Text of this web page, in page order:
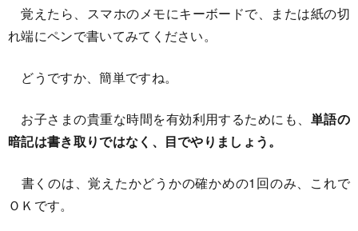
覚えたら、スマホのメモにキーボードで、または紙の切
れ端にペンで書いてみてください。
どうですか、簡単ですね。
お子さまの貴重な時間を有効利用するためにも、 単語の
暗記は書き取りではなく、目でやりましょう。
書くのは、覚えたかどうかの確かめの1回のみ、これで
ＯＫです。